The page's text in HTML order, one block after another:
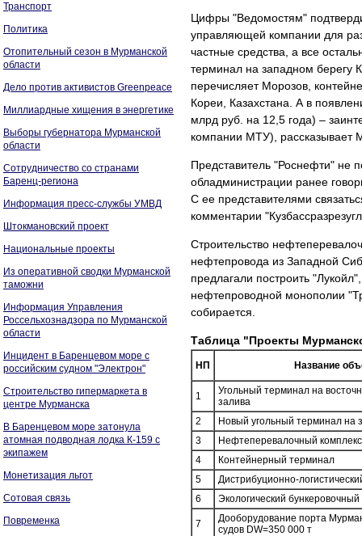
Транспорт
Политика
Отопительный сезон в Мурманской
области
Дело против активистов Greenpeace
Миллиардные хищения в энергетике
Выборы губернатора Мурманской
области
Сотрудничество со странами
Баренц-региона
Информация пресс-службы УМВД
Штокмановский проект
Национальные проекты
Из оперативной сводки Мурманской
таможни
Информация Управления
Россельхознадзора по Мурманской
области
Инцидент в Баренцевом море с
российским судном "Электрон"
Строительство гипермаркета в
центре Мурманска
В Баренцевом море затонула
атомная подводная лодка К-159 с
экипажем
Монетизация льгот
Сотовая связь
Повременка
Цифры "Ведомостям"
управляющей компании для
частные средства, а все
терминал на западном берегу
перечисляет Морозов,
Кореи, Казахстана. А в
млрд руб. на 12,5 года) –
компании МТУ), рассказывает
Представитель "Роснефти" не
обладминистрации ранее
С ее представителями
комментарии
Строительство
нефтепровода из Западной
предлагали построить
нефтепроводной монополии
собирается.
Таблица "Проекты
НП Название
1
Угольный терминал на
залива
2
Новый угольный терминал на
3
Нефтеперевалочный
4
Контейнерный терминал
5
Дистрибуционно-
6
Экологический бункеровочный
7
Дооборудование порта
судов DW=350 000 т